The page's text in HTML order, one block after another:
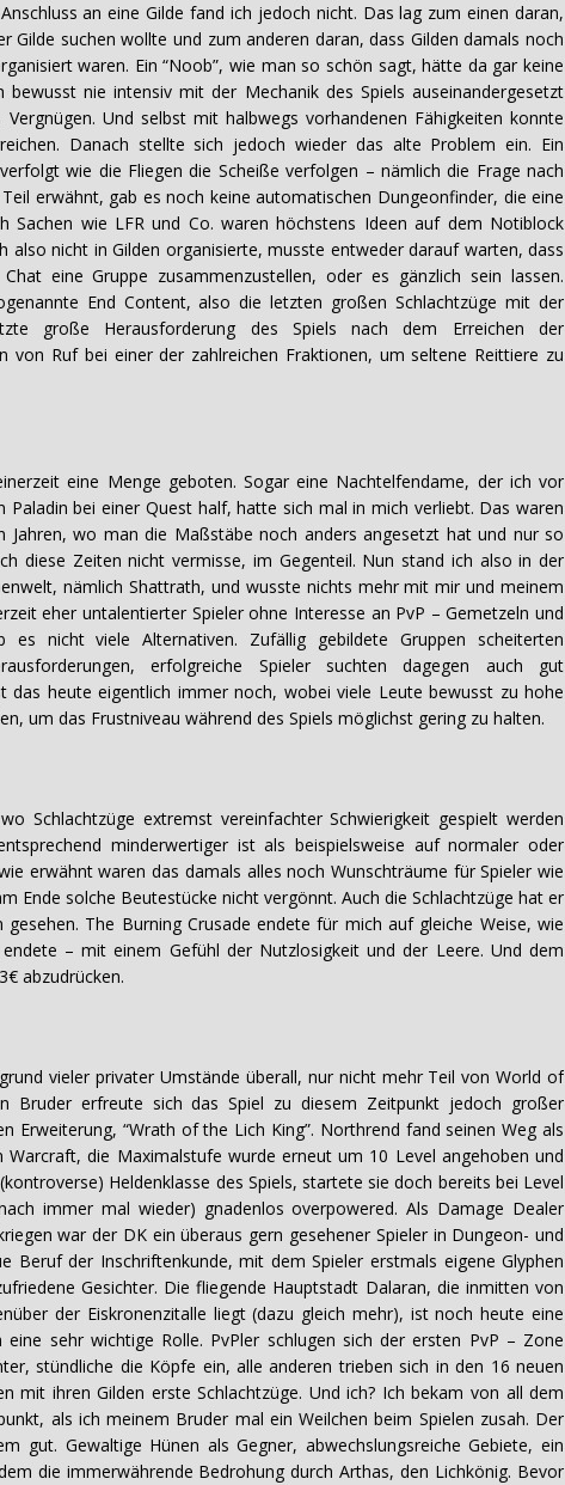
an eine Gilde fand ich jedoch nicht. Das lag zum einen daran,
Gilde suchen wollte und zum anderen daran, dass Gilden damals noch
waren. Ein “Noob”, wie man so schön sagt, hätte da gar keine
bewusst nie intensiv mit der Mechanik des Spiels auseinandergesetzt
Und selbst mit halbwegs vorhandenen Fähigkeiten konnte
Danach stellte sich jedoch wieder das alte Problem ein. Ein
wie die Fliegen die Scheiße verfolgen – nämlich die Frage nach
Teil erwähnt, gab es noch keine automatischen Dungeonfinder, die eine
Sachen wie LFR und Co. waren höchstens Ideen auf dem Notiblock
also nicht in Gilden organisierte, musste entweder darauf warten, dass
eine Gruppe zusammenzustellen, oder es gänzlich sein lassen.
End Content, also die letzten großen Schlachtzüge mit der
große Herausforderung des Spiels nach dem Erreichen der
von Ruf bei einer der zahlreichen Fraktionen, um seltene Reittiere zu
eine Menge geboten. Sogar eine Nachtelfendame, der ich vor
bei einer Quest half, hatte sich mal in mich verliebt. Das waren
Jahren, wo man die Maßstäbe noch anders angesetzt hat und nur so
diese Zeiten nicht vermisse, im Gegenteil. Nun stand ich also in der
nämlich Shattrath, und wusste nichts mehr mit mir und meinem
eher untalentierter Spieler ohne Interesse an PvP – Gemetzeln und
nicht viele Alternativen. Zufällig gebildete Gruppen scheiterten
erfolgreiche Spieler suchten dagegen auch gut
das heute eigentlich immer noch, wobei viele Leute bewusst zu hohe
um das Frustniveau während des Spiels möglichst gering zu halten.
Schlachtzüge extremst vereinfachter Schwierigkeit gespielt werden
minderwertiger ist als beispielsweise auf normaler oder
erwähnt waren das damals alles noch Wunschträume für Spieler wie
Ende solche Beutestücke nicht vergönnt. Auch die Schlachtzüge hat er
The Burning Crusade endete für mich auf gleiche Weise, wie
– mit einem Gefühl der Nutzlosigkeit und der Leere. Und dem
abzudrücken.
vieler privater Umstände überall, nur nicht mehr Teil von World of
Bruder erfreute sich das Spiel zu diesem Zeitpunkt jedoch großer
Erweiterung, “Wrath of the Lich King”. Northrend fand seinen Weg als
die Maximalstufe wurde erneut um 10 Level angehoben und
Heldenklasse des Spiels, startete sie doch bereits bei Level
immer mal wieder) gnadenlos overpowered. Als Damage Dealer
war der DK ein überaus gern gesehener Spieler in Dungeon- und
Beruf der Inschriftenkunde, mit dem Spieler erstmals eigene Glyphen
Gesichter. Die fliegende Hauptstadt Dalaran, die inmitten von
der Eiskronenzitalle liegt (dazu gleich mehr), ist noch heute eine
sehr wichtige Rolle. PvPler schlugen sich der ersten PvP – Zone
stündliche die Köpfe ein, alle anderen trieben sich in den 16 neuen
mit ihren Gilden erste Schlachtzüge. Und ich? Ich bekam von all dem
als ich meinem Bruder mal ein Weilchen beim Spielen zusah. Der
gut. Gewaltige Hünen als Gegner, abwechslungsreiche Gebiete, ein
die immerwährende Bedrohung durch Arthas, den Lichkönig. Bevor